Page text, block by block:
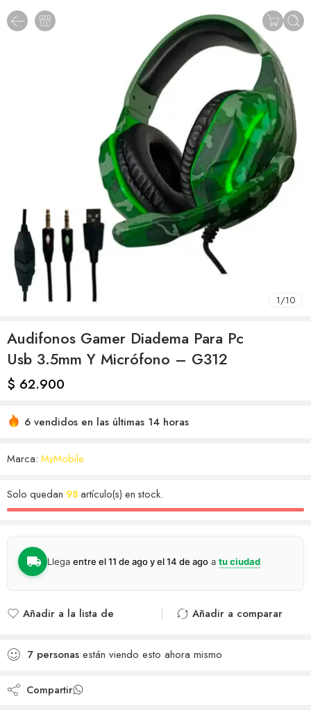
1/10
Audifonos Gamer Diadema Para Pc
Usb 3.5mm Y Micrófono – G312
$ 62.900
6 vendidos en las últimas 14 horas
Marca: MyMobile
Solo quedan 98artículo(s) en stock.
Llega entre el 11 de ago y el 14 de ago a tu ciudad
Añadir a la lista de
Añadido a la lista de
deseos
Añadir a comparar
7 personas están viendo esto ahora mismo
Compartir